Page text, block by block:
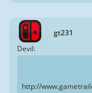
gt231
Devil:
http://